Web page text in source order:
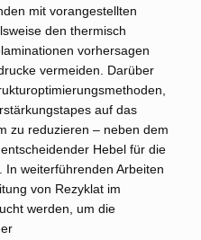
mit vorangestellten
den thermisch
vorhersagen
vermeiden. Darüber
auf das
zu reduzieren – neben dem
Hebel für die
In weiterführenden Arbeiten
von Rezyklat im
werden, um die